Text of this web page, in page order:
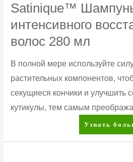
Satinique™
интенсивного
волос 280 мл
В полной мере используйте
растительных компонентов,
секущиеся кончики и улучшить
кутикулы, тем самым
Satinique™
Шампунь
Узнать